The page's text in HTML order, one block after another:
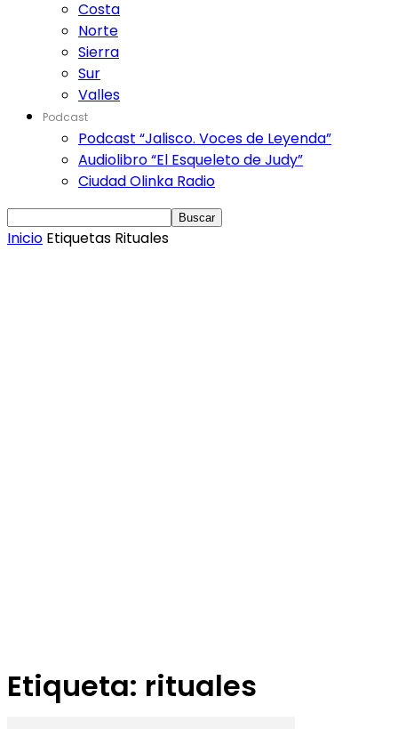
Costa
Norte
Sierra
Sur
Valles
Podcast
Podcast “Jalisco. Voces de Leyenda”
Audiolibro “El Esqueleto de Judy”
Ciudad Olinka Radio
Inicio Etiquetas Rituales
Etiqueta: rituales